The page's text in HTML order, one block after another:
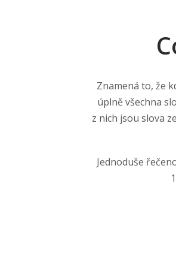
Znamená to, že
úplně všechna
z nich jsou slova
Jednoduše